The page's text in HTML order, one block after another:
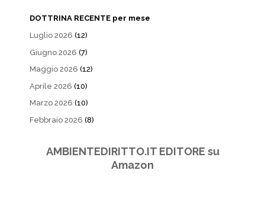
DOTTRINA RECENTE per mese
Luglio 2026 (12)
Giugno 2026 (7)
Maggio 2026 (12)
Aprile 2026 (10)
Marzo 2026 (10)
Febbraio 2026 (8)
AMBIENTEDIRITTO.IT EDITORE su
Amazon